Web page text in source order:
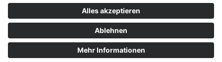
Kontaktieren Sie uns:redaktion@kiellokal.de
Kontakt Impressum Datenschutz